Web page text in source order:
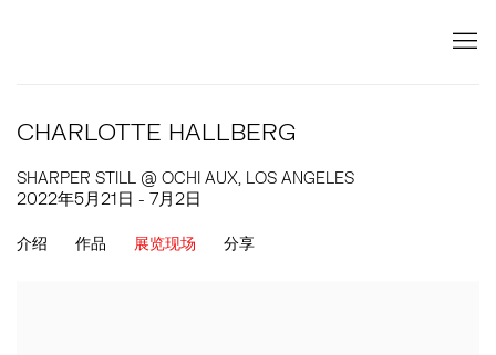
CHARLOTTE HALLBERG
SHARPER STILL @ OCHI AUX, LOS ANGELES
2022年5月21日 - 7月2日
介绍 作品 展览现场 分享